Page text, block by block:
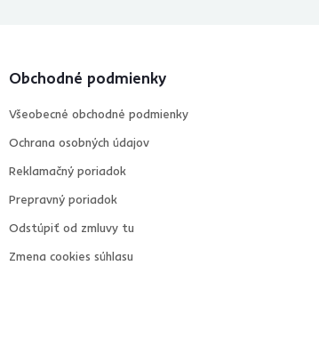
Obchodné podmienky
Všeobecné obchodné podmienky
Ochrana osobných údajov
Reklamačný poriadok
Prepravný poriadok
Odstúpiť od zmluvy tu
Zmena cookies súhlasu